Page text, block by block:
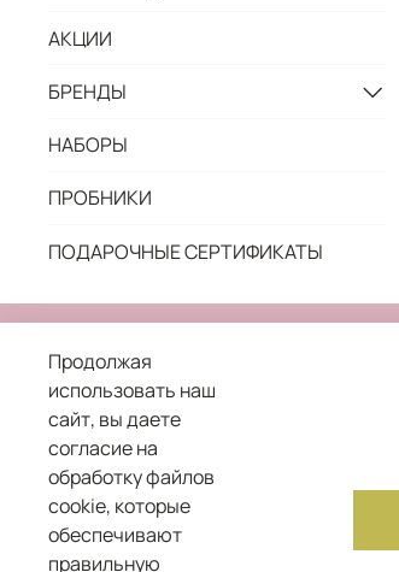
АКЦИИ
БРЕНДЫ
НАБОРЫ
ПРОБНИКИ
ПОДАРОЧНЫЕ СЕРТИФИКАТЫ
8 800 101 04 05
служба заботы о клиентах
Продолжая
использовать наш
сайт, вы даете
согласие на
обработку файлов
cookie, которые
обеспечивают
правильную